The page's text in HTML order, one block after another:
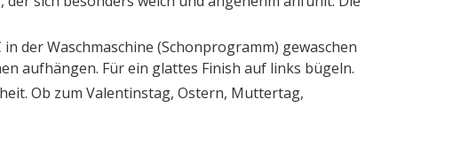
der Waschmaschine (Schonprogramm) gewaschen
aufhängen. Für ein glattes Finish auf links bügeln.
Ob zum Valentinstag, Ostern, Muttertag,